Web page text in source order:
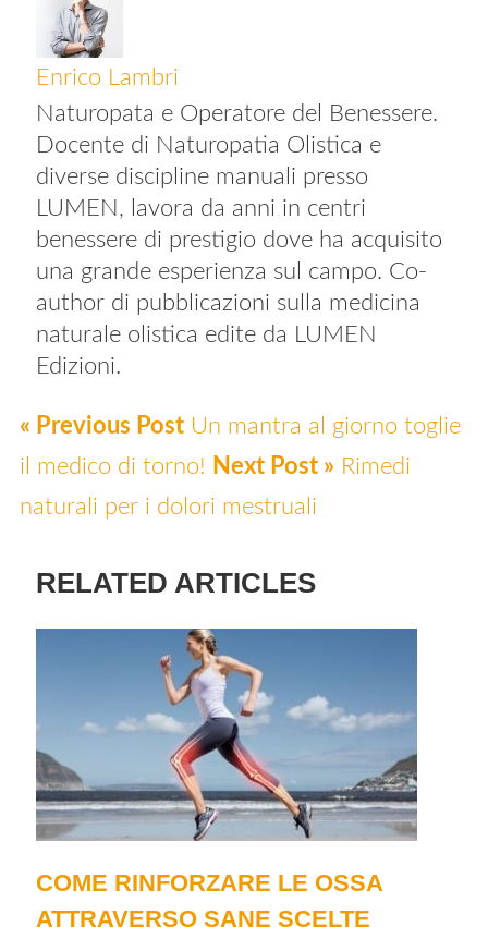
Enrico Lambri
Naturopata e Operatore del Benessere.
Docente di Naturopatia Olistica e
diverse discipline manuali presso
LUMEN, lavora da anni in centri
benessere di prestigio dove ha acquisito
una grande esperienza sul campo. Co-
author di pubblicazioni sulla medicina
naturale olistica edite da LUMEN
Edizioni.
« Previous Post Un mantra al giorno toglie
il medico di torno! Next Post » Rimedi
naturali per i dolori mestruali
RELATED ARTICLES
Come rinforzare le ossa attraverso sane
COME RINFORZARE LE OSSA
ATTRAVERSO SANE SCELTE